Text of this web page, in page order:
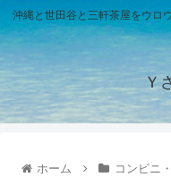
沖縄と世田谷と三軒茶屋をウロ
Ｙ
ホーム コンビニ